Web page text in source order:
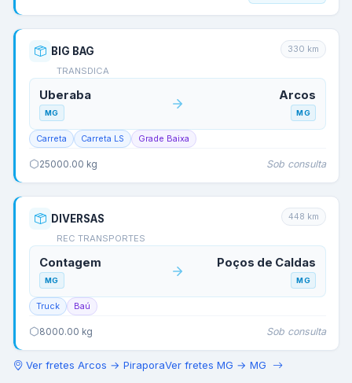
BIG BAG
TRANSDICA
330 km
Uberaba
MG
Arcos
MG
Carreta Carreta LS Grade Baixa
25000.00 kg Sob consulta
DIVERSAS
REC TRANSPORTES
448 km
Contagem
MG
Poços de Caldas
MG
Truck Baú
8000.00 kg Sob consulta
Ver fretes Arcos → PiraporaVer fretes MG → MG